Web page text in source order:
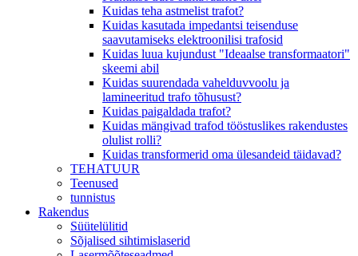
Kuidas teha astmelist trafot?
Kuidas kasutada impedantsi teisenduse
saavutamiseks elektroonilisi trafosid
Kuidas luua kujundust "Ideaalse transformaatori"
skeemi abil
Kuidas suurendada vahelduvvoolu ja
lamineeritud trafo tõhusust?
Kuidas paigaldada trafot?
Kuidas mängivad trafod tööstuslikes rakendustes
olulist rolli?
Kuidas transformerid oma ülesandeid täidavad?
TEHATUUR
Teenused
tunnistus
Rakendus
Süütelülitid
Sõjalised sihtimislaserid